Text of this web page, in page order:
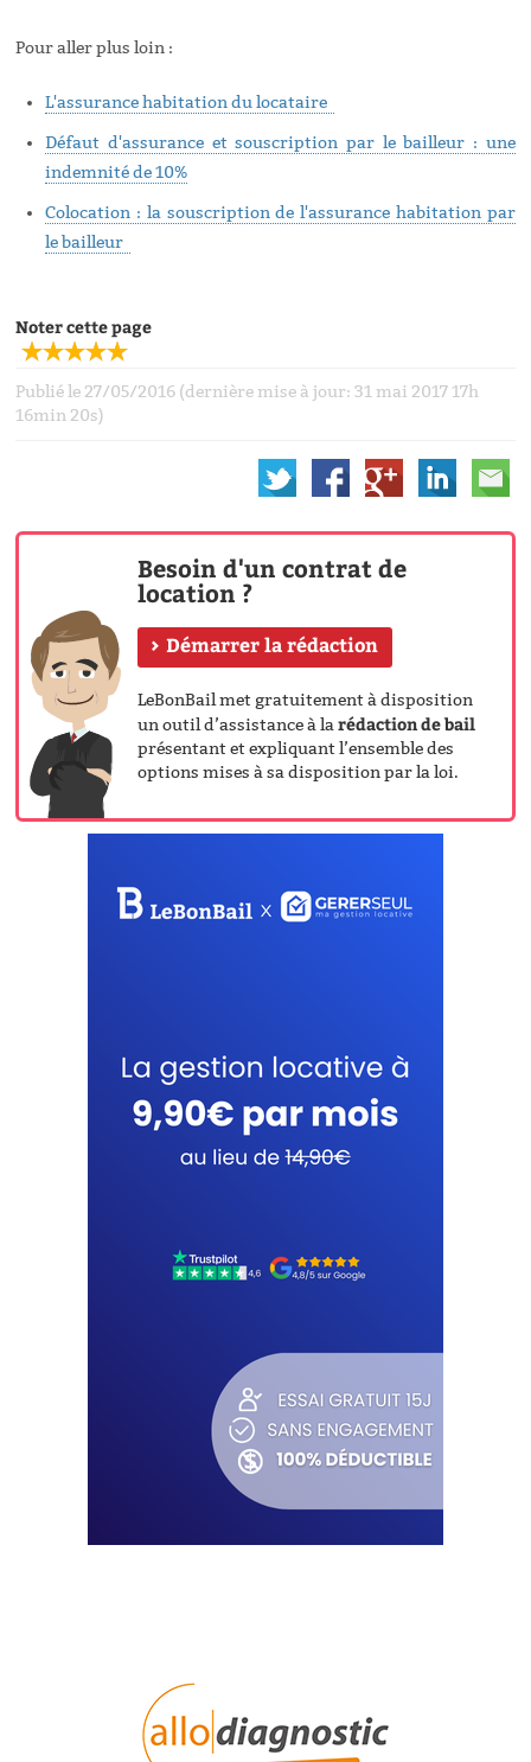
Pour aller plus loin :
L'assurance habitation du locataire
Défaut d'assurance et souscription par le bailleur : une
indemnité de 10%
Colocation : la souscription de l'assurance habitation par
le bailleur
Noter cette page
Publié le 27/05/2016 (dernière mise à jour: 31 mai 2017 17h
16min 20s)
Besoin d'un contrat de
location ?
Démarrer la rédaction
LeBonBail met gratuitement à disposition
un outil d’assistance à larédaction de bail
présentant et expliquant l’ensemble des
options mises à sa disposition par la loi.